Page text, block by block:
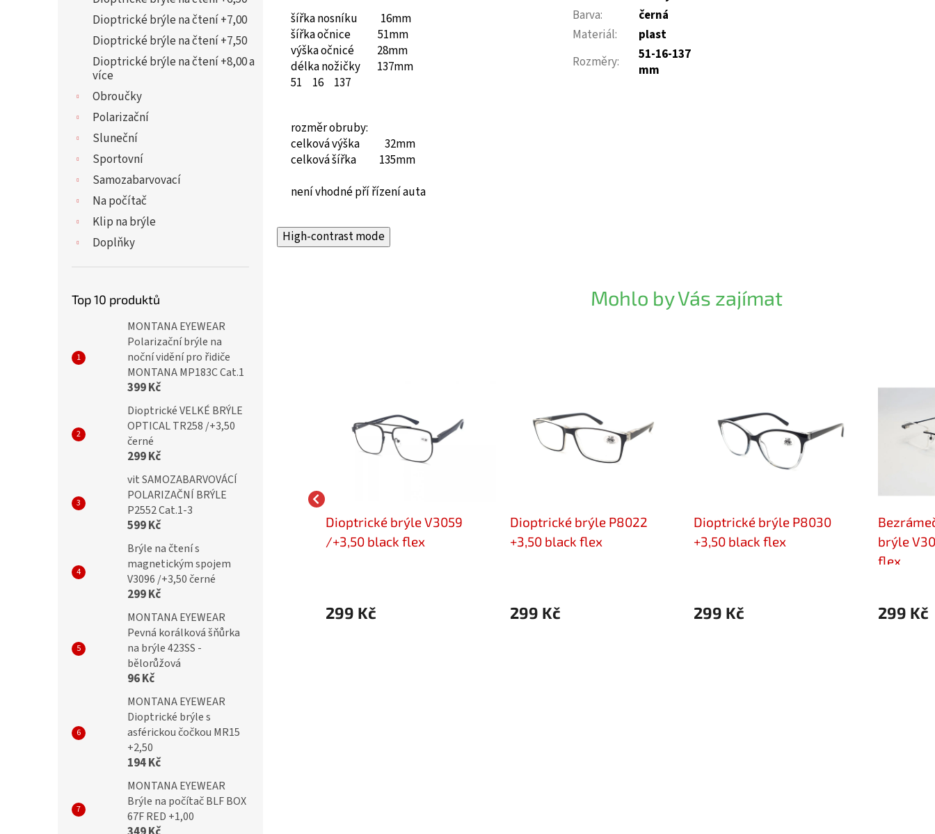
Dioptrické brýle na čtení +7,00
Dioptrické brýle na čtení +7,50
Dioptrické brýle na čtení +8,00 a
více
Obroučky
Polarizační
Sluneční
Sportovní
Samozabarvovací
Na počítač
Klip na brýle
Doplňky
Top 10 produktů
MONTANA EYEWEAR
Polarizační brýle na
noční vidění pro řidiče
MONTANA MP183C Cat.1
399 Kč
Dioptrické VELKÉ BRÝLE
OPTICAL TR258 /+3,50
černé
299 Kč
vit SAMOZABARVOVÁCÍ
POLARIZAČNÍ BRÝLE
P2552 Cat.1-3
599 Kč
Brýle na čtení s
magnetickým spojem
V3096 /+3,50 černé
299 Kč
MONTANA EYEWEAR
Pevná korálková šňůrka
na brýle 423SS -
bělorůžová
96 Kč
MONTANA EYEWEAR
Dioptrické brýle s
asférickou čočkou MR15
+2,50
194 Kč
MONTANA EYEWEAR
Brýle na počítač BLF BOX
67F RED +1,00
šířka nosníku 16mm
šířka očnice 51mm
výška očnicé 28mm
délka nožičky 137mm
51
16137
rozměr obruby:
celková výška 32mm
celková šířka 135mm
není vhodné pří řízení auta
Barva:
černá
Materiál:
plast
Rozměry:
51-16-137
mm
High-contrast mode
Mohlo by Vás zajímat
Dioptrické brýle CH8811
+3,50 black flex
299 Kč
Dioptrické brýle V3059
/+3,50 black flex
299 Kč
Dioptrické brýle P8022
+3,50 black flex
299 Kč
Dioptrické brýle P8030
+3,50 black flex
299 Kč
brýle
flex
299 Kč